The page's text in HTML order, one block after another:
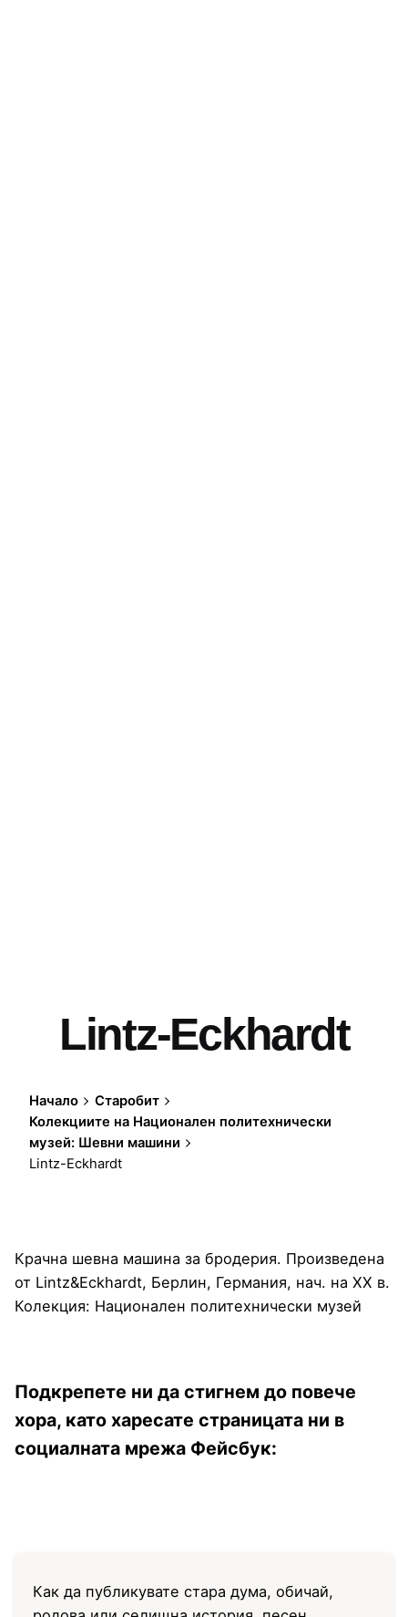
Lintz-Eckhardt
Начало
Старобит
Колекциите на Национален политехнически
музей: Шевни машини
Lintz-Eckhardt
Крачна шевна машина за бродерия. Произведена
от Lintz&Eckhardt, Берлин, Германия, нач. на XX в.
Колекция: Национален политехнически музей
Подкрепете ни да стигнем до повече
хора, като харесате страницата ни в
социалната мрежа Фейсбук:
Как да публикувате стара дума, обичай,